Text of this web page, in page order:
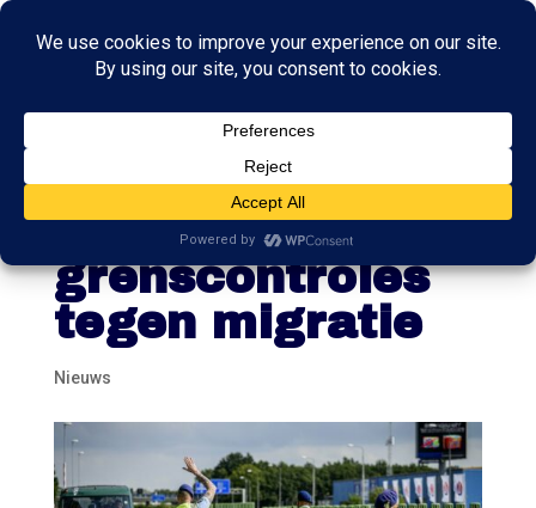
Kabinet: vanaf 9
december
grenscontroles
tegen migratie
Nieuws